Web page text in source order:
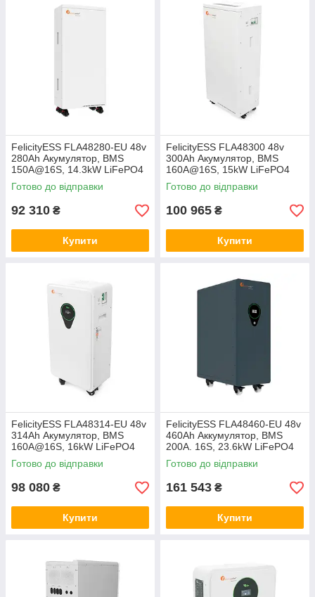
FelicityESS FLA48280-EU 48v
280Ah Акумулятор, BMS
150A@16S, 14.3kW LiFePO4
акумуляторна батарея літій-
залізо-фосфат, ферум
Готово до відправки
92 310 ₴
Купити
FelicityESS FLA48300 48v
300Ah Акумулятор, BMS
160A@16S, 15kW LiFePO4
акумуляторна батарея літій-
залізо-фосфат, ферум
Готово до відправки
100 965 ₴
Купити
FelicityESS FLA48314-EU 48v
314Ah Акумулятор, BMS
160A@16S, 16kW LiFePO4
акумуляторна батарея літій-
залізо-фосфат, ферум
Готово до відправки
98 080 ₴
Купити
FelicityESS FLA48460-EU 48v
460Ah Аккумулятор, BMS
200A. 16S, 23.6kW LiFePO4
аккумуляторная батарея
литий-железо-фосфат,
Готово до відправки
161 543 ₴
Купити